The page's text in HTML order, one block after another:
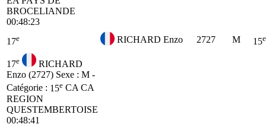
BROCELIANDE
00:48:23
17e RICHARD Enzo 2727 M 15e
17e
RICHARD
Enzo (2727) Sexe : M -
Catégorie : 15e CA CA
REGION
QUESTEMBERTOISE
00:48:41